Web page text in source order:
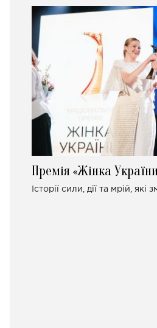
Премія «Жінка
Історії сили, дії та мрій, які